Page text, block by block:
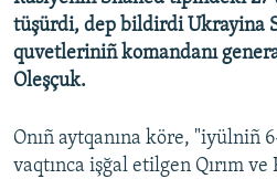
tüşürdi, dep bildirdi Ukrayina
quvetleriniñ komandanı
Oleşçuk.
Onıñ aytqanına köre, "iyülniñ
vaqtınca işğal etilgen Qırım